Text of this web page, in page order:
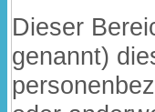
Dieser
genannt)